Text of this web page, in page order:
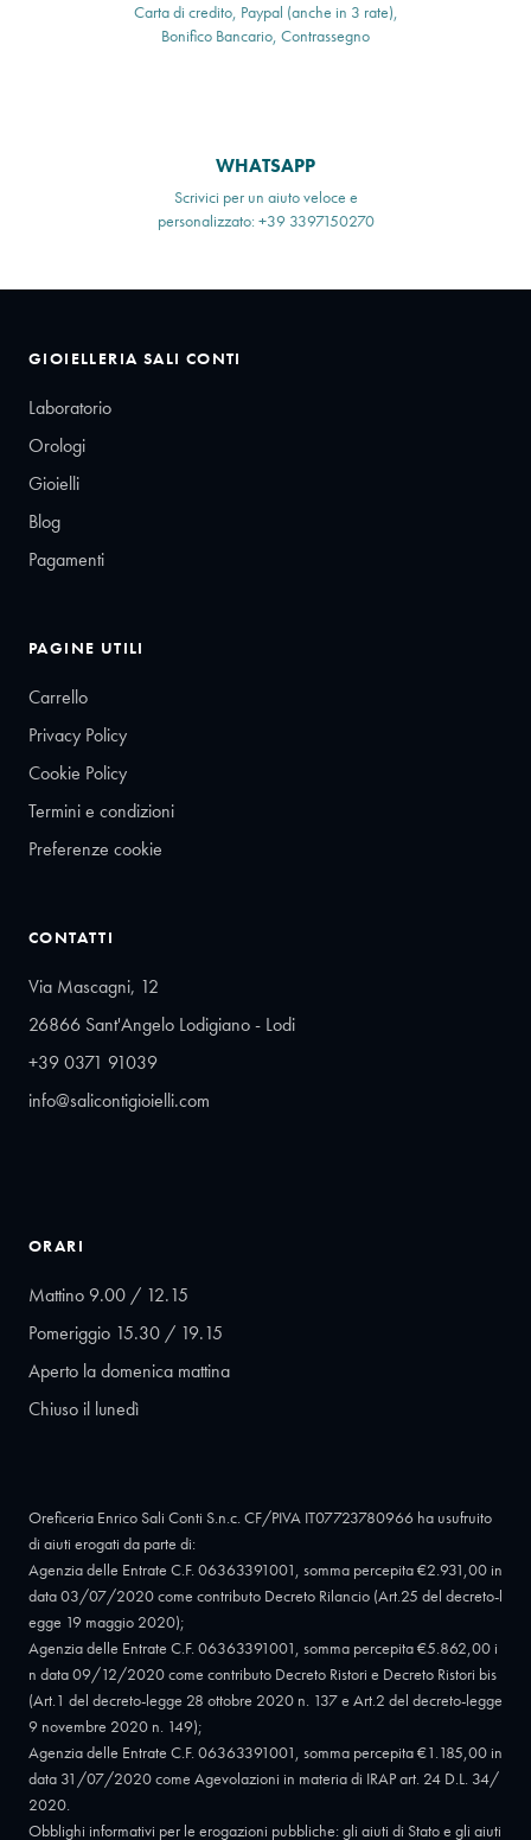
Carta di credito, Paypal (anche in 3 rate),
Bonifico Bancario, Contrassegno
WHATSAPP
Scrivici per un aiuto veloce e
personalizzato: +39 3397150270
GIOIELLERIA SALI CONTI
Laboratorio
Orologi
Gioielli
Blog
Pagamenti
PAGINE UTILI
Carrello
Privacy Policy
Cookie Policy
Termini e condizioni
Preferenze cookie
CONTATTI
Via Mascagni, 12
26866 Sant'Angelo Lodigiano - Lodi
+39 0371 91039
info@salicontigioielli.com
ORARI
Mattino 9.00 / 12.15
Pomeriggio 15.30 / 19.15
Aperto la domenica mattina
Chiuso il lunedì
Oreficeria Enrico Sali Conti S.n.c. CF/PIVA IT07723780966 ha usufruito
di aiuti erogati da parte di:
Agenzia delle Entrate C.F. 06363391001, somma percepita €2.931,00 in
data 03/07/2020 come contributo Decreto Rilancio (Art.25 del decreto-l
egge 19 maggio 2020);
Agenzia delle Entrate C.F. 06363391001, somma percepita €5.862,00 i
n data 09/12/2020 come contributo Decreto Ristori e Decreto Ristori bis
(Art.1 del decreto-legge 28 ottobre 2020 n. 137 e Art.2 del decreto-legge
9 novembre 2020 n. 149);
Agenzia delle Entrate C.F. 06363391001, somma percepita €1.185,00 in
data 31/07/2020 come Agevolazioni in materia di IRAP art. 24 D.L. 34/
2020.
Obblighi informativi per le erogazioni pubbliche: gli aiuti di Stato e gli aiuti